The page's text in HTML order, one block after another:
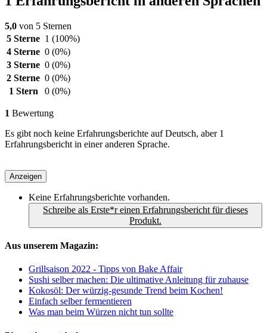
5,0 von 5 Sternen
5 Sterne 1 (100%)
4 Sterne 0 (0%)
3 Sterne 0 (0%)
2 Sterne 0 (0%)
1 Stern
0 (0%)
1 Bewertung
Es gibt noch keine Erfahrungsberichte auf Deutsch, aber 1
Erfahrungsbericht in einer anderen Sprache.
Anzeigen
Keine Erfahrungsberichte vorhanden.
Schreibe als Erste*r einen Erfahrungsbericht für dieses
Produkt.
Aus unserem Magazin:
Grillsaison 2022 - Tipps von Bake Affair
Sushi selber machen: Die ultimative Anleitung für zuhause
Kokosöl: Der würzig-gesunde Trend beim Kochen!
Einfach selber fermentieren
Was man beim Würzen nicht tun sollte